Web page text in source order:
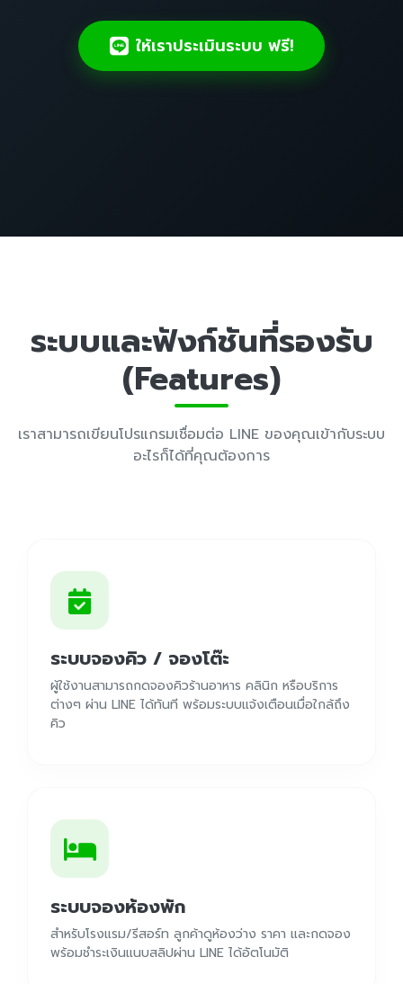
ให้เราประเมินระบบ ฟรี!
ระบบและฟังก์ชันที่รองรับ
(Features)
เราสามารถเขียนโปรแกรมเชื่อมต่อ LINE ของคุณเข้ากับระบบ
อะไรก็ได้ที่คุณต้องการ
ระบบจองคิว / จองโต๊ะ
ผู้ใช้งานสามารถกดจองคิวร้านอาหาร คลินิก หรือบริการ
ต่างๆ ผ่าน LINE ได้ทันที พร้อมระบบแจ้งเตือนเมื่อใกล้ถึง
คิว
ระบบจองห้องพัก
สำหรับโรงแรม/รีสอร์ท ลูกค้าดูห้องว่าง ราคา และกดจอง
พร้อมชำระเงินแนบสลิปผ่าน LINE ได้อัตโนมัติ